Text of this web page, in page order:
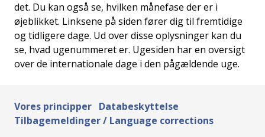
det. Du kan også se, hvilken månefase der er i
øjeblikket. Linksene på siden fører dig til fremtidige
og tidligere dage. Ud over disse oplysninger kan du
se, hvad ugenummeret er. Ugesiden har en oversigt
over de internationale dage i den pågældende uge.
Vores principper Databeskyttelse
Tilbagemeldinger / Language corrections